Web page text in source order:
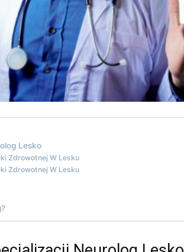
Lesko
Zdrowotnej W Lesku
Zdrowotnej W Lesku